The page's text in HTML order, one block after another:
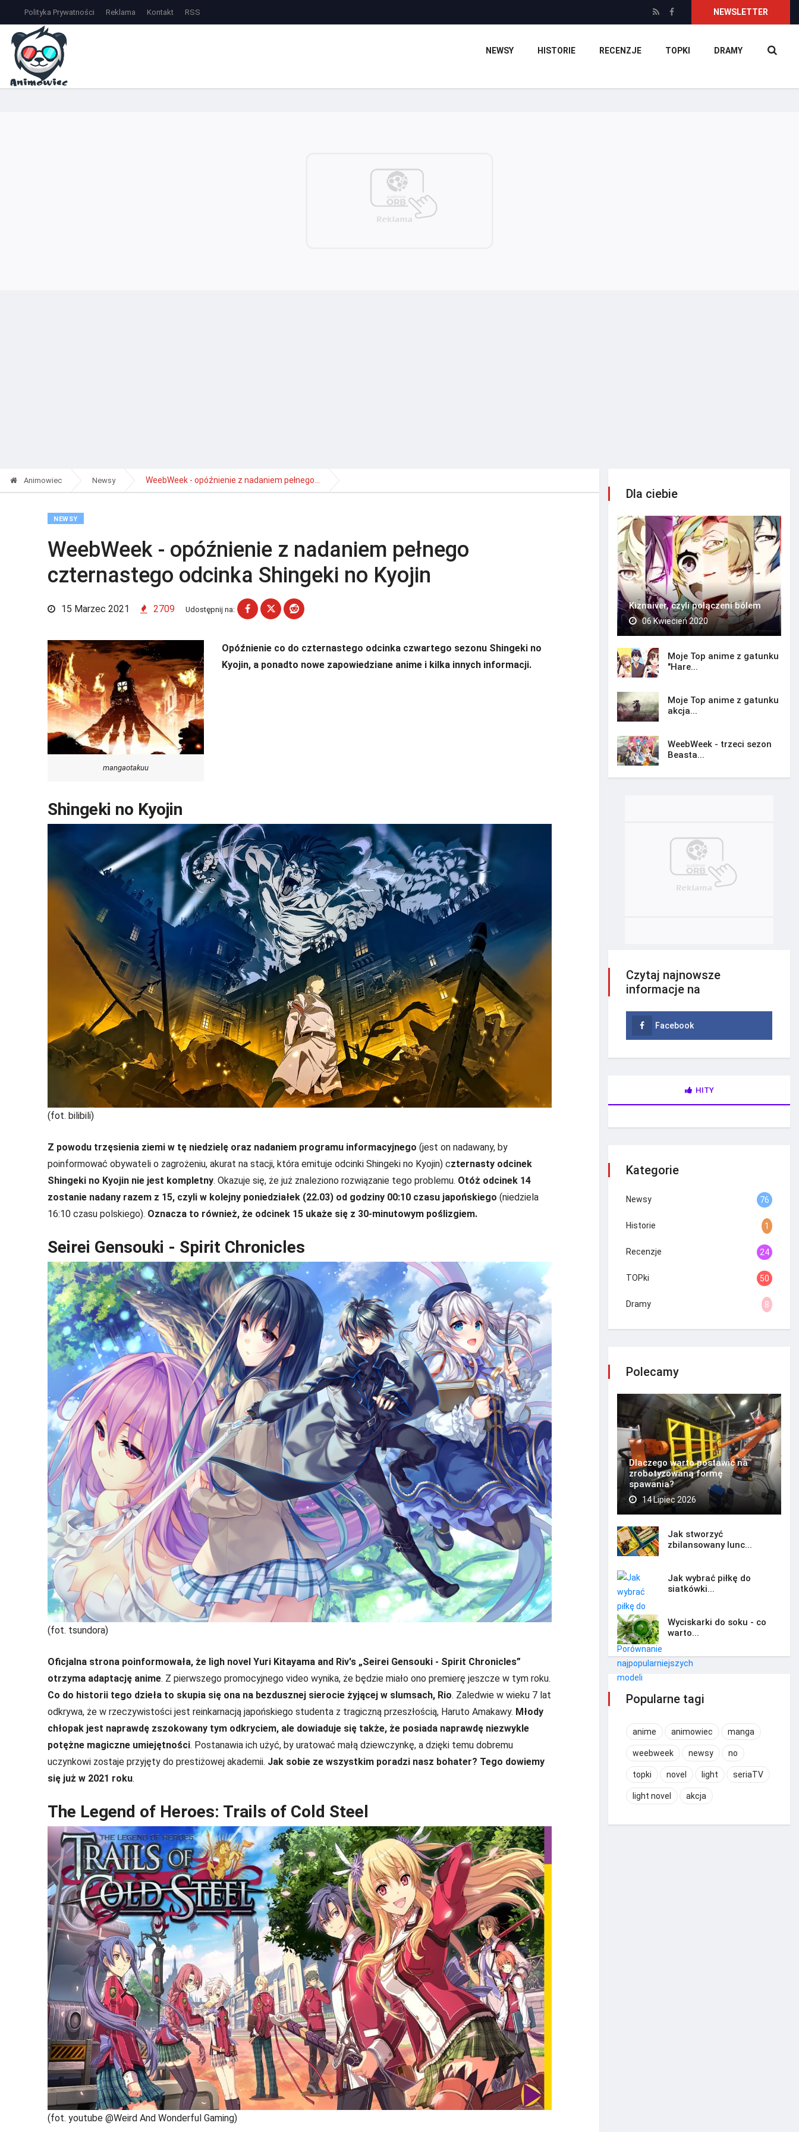
Polityka Prywatności Reklama Kontakt RSS NEWSLETTER
NEWSY HISTORIE RECENZJE TOPKI DRAMY
Animowiec Newsy WeebWeek - opóźnienie z nadaniem pełnego...
NEWSY
WeebWeek - opóźnienie z nadaniem pełnego
czternastego odcinka Shingeki no Kyojin
15 Marzec 2021 2709 Udostępnij na:
mangaotakuu
Opóźnienie co do czternastego odcinka czwartego sezonu Shingeki no
Kyojin, a ponadto nowe zapowiedziane anime i kilka innych informacji.
Shingeki no Kyojin
(fot. bilibili)
Z powodu trzęsienia ziemi w tę niedzielę oraz nadaniem programu informacyjnego (jest on nadawany, by
poinformować obywateli o zagrożeniu, akurat na stacji, która emituje odcinki Shingeki no Kyojin) czternasty odcinek
Shingeki no Kyojin nie jest kompletny. Okazuje się, że już znaleziono rozwiązanie tego problemu. Otóż odcinek 14
zostanie nadany razem z 15, czyli w kolejny poniedziałek (22.03) od godziny 00:10 czasu japońskiego (niedziela
16:10 czasu polskiego). Oznacza to również, że odcinek 15 ukaże się z 30-minutowym poślizgiem.
Seirei Gensouki - Spirit Chronicles
(fot. tsundora)
Oficjalna strona poinformowała, że ligh novel Yuri Kitayama and Riv's „Seirei Gensouki - Spirit Chronicles”
otrzyma adaptację anime. Z pierwszego promocyjnego video wynika, że będzie miało ono premierę jeszcze w tym roku.
Co do historii tego dzieła to skupia się ona na bezdusznej sierocie żyjącej w slumsach, Rio. Zaledwie w wieku 7 lat
odkrywa, że w rzeczywistości jest reinkarnacją japońskiego studenta z tragiczną przeszłością, Haruto Amakawy. Młody
chłopak jest naprawdę zszokowany tym odkryciem, ale dowiaduje się także, że posiada naprawdę niezwykle
potężne magiczne umiejętności. Postanawia ich użyć, by uratować małą dziewczynkę, a dzięki temu dobremu
uczynkowi zostaje przyjęty do prestiżowej akademii. Jak sobie ze wszystkim poradzi nasz bohater? Tego dowiemy
się już w 2021 roku.
The Legend of Heroes: Trails of Cold Steel
(fot. youtube @Weird And Wonderful Gaming)
Dla ciebie
Kiznaiver, czyli połączeni bólem
06 Kwiecień 2020
Moje Top anime z gatunku
"Hare...
Moje Top anime z gatunku
akcja...
WeebWeek - trzeci sezon
Beasta...
Czytaj najnowsze
informacje na
Facebook
HITY
Kategorie
Newsy 76
Historie 1
Recenzje 24
TOPki 50
Dramy 8
Polecamy
Dlaczego warto postawić na
zrobotyzowaną formę
spawania?
14 Lipiec 2026
Jak stworzyć
zbilansowany lunc...
Jak wybrać piłkę do
siatkówki...
Wyciskarki do soku - co
warto...
Popularne tagi
anime animowiec manga
weebweek newsy no
topki novel light seriaTV
light novel akcja